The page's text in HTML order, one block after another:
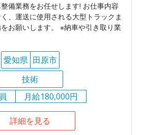
備業務をお任せします! お仕事内容
、運送に使用される大型トラックま
お願いします。 ※納車や引き取り業
愛知県 田原市
技術
月給180,000円
詳細を見る